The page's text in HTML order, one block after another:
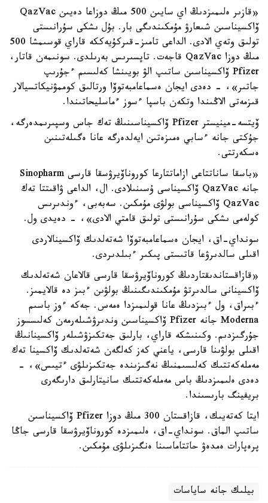
«قازىر ەلىمىزدىڭ اي سايىن 500 مىڭ دوزاعا دەيىن QazVac
ۆاكسيناسىن شىعارۋ مۇمكىندىگى بار. بۇل ىشكى سۇرانىستى
تولىق وتەي الادى. الداعى تامىز-قىركۇيەككە قاراي قوسىمشا 500
مىڭ دوزا QazVac قاجەت. تاپسىرىس بەرىلدى. سونىمەن قاتار،
Pfizer ۆاكسيناسىن ساتىپ الۋ بويىنشا كەلىسىم ءجۇرىپ
جاتىر»، - دەدى ايجان ەسماعامبەتوۆا ورتالىق كوممۋنيكاتسيالار
قىزمەتى الاڭىندا وتكەن باسپا ءسوز ءماسليحاتىندا.
ۆيتسە-مينيستر Pfizer ۆاكسيناسىنىڭ تەك جاس وسپىرىمدەرگە،
جۇكتى جانە ءسابي ەمىزەتىن ايەلدەرگە عانا ەگىلەتىنىن
ەسكەرتتى.
«باسقا ساناتتاعى ازاماتتارعا كوروناۆيرۋسقا قارسى Sinopharm
جانە QazVac ۆاكسيناسى ۇسىنىلادى. ال، الداعى ۋاقىتتا تەك
QazVac ۆاكسيناسى بولۋى مۇمكىن. سەبەبى، ءوندىرىس
كولەمى ىشكى سۇرانىستى تولىق قامتي الادى»، - دەيدى ول.
سونداي-اق، ايجان ەسماعامبەتوۆا شەتەلدىك ۆاكسينالاردى
اقىلى سالدىرۋعا قاتىستى پىكىر ءبىلدىردى.
«قازاقستاندىقتاردىڭ كوروناۆيرۋسقا قارسى قالاعان شەتەلدىك
ۆاكسينانى سالدىرتۋ مۇمكىندىگىنىڭ بولۋىن ءبىز دە قالايمىز.
ءبىراق، ول ءبىزدىڭ عانا قولىمىزدا ەمەس. جەكە ءوز باسىم
Moderna جانە Pfizer ۆاكسيناسىن وندىرۋشىلەرمەن كەلىسسوز
جۇرگىزدىم. وكىنىشكە قاراي، بارلىق جەتكىزۋشىلەر ۆاكسينانىڭ
اقىلى بولۋىنا قارسى، ياعني كەز كەلگەن شەتەلدىك ۆاكسينا تەك
مەملەكەتتىك كەلىسىمنىڭ نەگىزىندە جەتكىزىلۋى ءتيىس»، -
دەدى ەلىمىزدىڭ باس مەملەكەتتىك سانيتارلىق دارىگەرى
بريفينگ بارىسىندا.
ايتا كەتەيىك، قازاقستان 300 مىڭ دوزا Pfizer ۆاكسيناسىن
ساتىپ الماق. سونداي-اق، ەلىمىزدە كوروناۆيرۋسقا قارسى جاڭا
پرەپارات ەمدەۋ حاتتاماسىنا ەنگىزىلۋى مۇمكىن.
بيلىك جانە ساياسات